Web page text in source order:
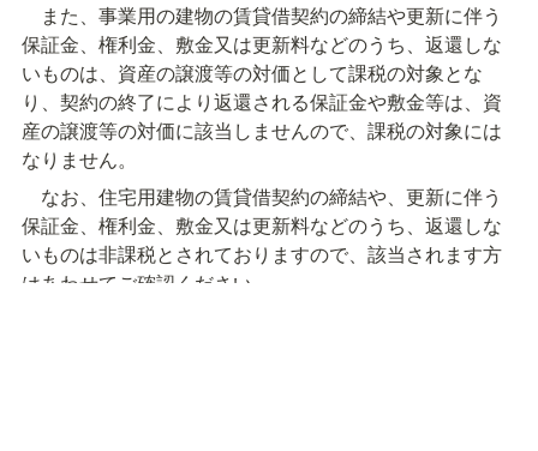
また、事業用の建物の賃貸借契約の締結や更新に伴う
保証金、権利金、敷金又は更新料などのうち、返還しな
いものは、資産の譲渡等の対価として課税の対象とな
り、契約の終了により返還される保証金や敷金等は、資
産の譲渡等の対価に該当しませんので、課税の対象には
なりません。
なお、住宅用建物の賃貸借契約の締結や、更新に伴う
保証金、権利金、敷金又は更新料などのうち、返還しな
いものは非課税とされておりますので、該当されます方
はあわせてご確認ください。